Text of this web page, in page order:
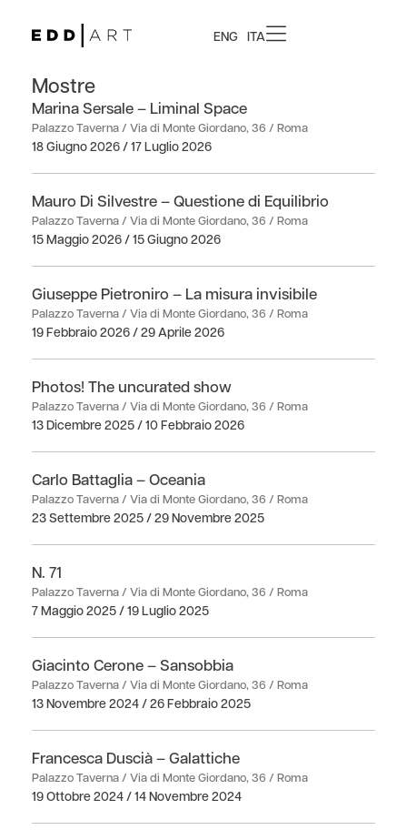
ENG ITA
Mostre
Marina Sersale – Liminal Space
Palazzo Taverna / Via di Monte Giordano, 36 / Roma
18 Giugno 2026 / 17 Luglio 2026
Mauro Di Silvestre – Questione di Equilibrio
Palazzo Taverna / Via di Monte Giordano, 36 / Roma
15 Maggio 2026 / 15 Giugno 2026
Giuseppe Pietroniro – La misura invisibile
Palazzo Taverna / Via di Monte Giordano, 36 / Roma
19 Febbraio 2026 / 29 Aprile 2026
Photos! The uncurated show
Palazzo Taverna / Via di Monte Giordano, 36 / Roma
13 Dicembre 2025 / 10 Febbraio 2026
Carlo Battaglia – Oceania
Palazzo Taverna / Via di Monte Giordano, 36 / Roma
23 Settembre 2025 / 29 Novembre 2025
N. 71
Palazzo Taverna / Via di Monte Giordano, 36 / Roma
7 Maggio 2025 / 19 Luglio 2025
Giacinto Cerone – Sansobbia
Palazzo Taverna / Via di Monte Giordano, 36 / Roma
13 Novembre 2024 / 26 Febbraio 2025
Francesca Duscià – Galattiche
Palazzo Taverna / Via di Monte Giordano, 36 / Roma
19 Ottobre 2024 / 14 Novembre 2024